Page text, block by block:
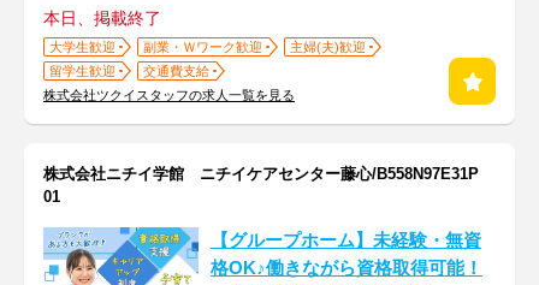
本日、掲載終了
大学生歓迎 副業・Ｗワーク歓迎
主婦(夫)歓迎
留学生歓迎
交通費支給
株式会社ツクイスタッフの求人一覧を見る
株式会社ニチイ学館 ニチイケアセンター藤心/B558N97E31P
01
【グループホーム】未経験・無資
格OK♪働きながら資格取得可能！